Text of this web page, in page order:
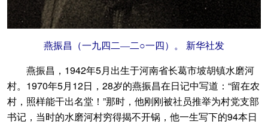
燕振昌（一九四二—二○一四）。 新华社发
燕振昌，1942年5月出生于河南省长葛市坡胡镇水磨河
村。1970年5月12日，28岁的燕振昌在日记中写道：“留在农
村，照样能干出名堂！”那时，他刚刚被社员推举为村党支部
书记，当时的水磨河村穷得揭不开锅，他一生写下的94本日